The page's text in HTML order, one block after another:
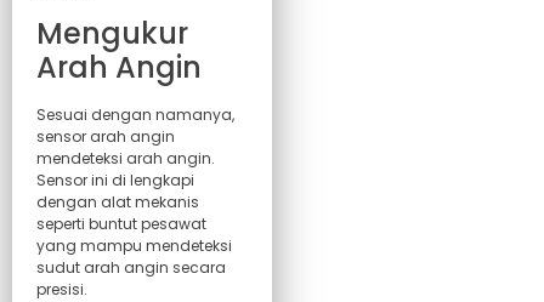
Mengukur
Arah Angin
Sesuai dengan namanya,
sensor arah angin
mendeteksi arah angin.
Sensor ini di lengkapi
dengan alat mekanis
seperti buntut pesawat
yang mampu mendeteksi
sudut arah angin secara
presisi.